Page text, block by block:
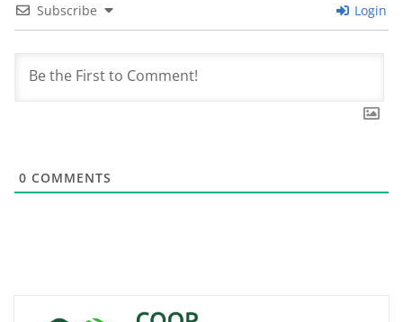
Subscribe Login
0 COMMENTS